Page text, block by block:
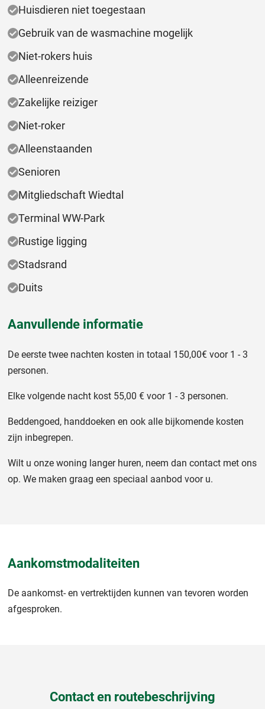
Huisdieren niet toegestaan
Gebruik van de wasmachine mogelijk
Niet-rokers huis
Alleenreizende
Zakelijke reiziger
Niet-roker
Alleenstaanden
Senioren
Mitgliedschaft Wiedtal
Terminal WW-Park
Rustige ligging
Stadsrand
Duits
Aanvullende informatie
De eerste twee nachten kosten in totaal 150,00€ voor 1 - 3
personen.
Elke volgende nacht kost 55,00 € voor 1 - 3 personen.
Beddengoed, handdoeken en ook alle bijkomende kosten
zijn inbegrepen.
Wilt u onze woning langer huren, neem dan contact met ons
op. We maken graag een speciaal aanbod voor u.
Aankomstmodaliteiten
De aankomst- en vertrektijden kunnen van tevoren worden
afgesproken.
Contact en routebeschrijving